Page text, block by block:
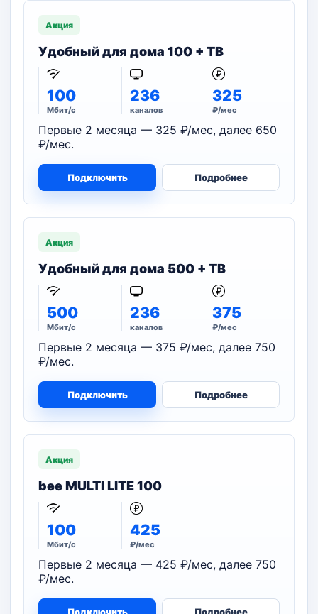
Акция
Удобный для дома 100 + ТВ
100
Мбит/с
236
каналов
325
₽/мес
Первые 2 месяца — 325 ₽/мес, далее 650
₽/мес.
Подключить Подробнее
Акция
Удобный для дома 500 + ТВ
500
Мбит/с
236
каналов
375
₽/мес
Первые 2 месяца — 375 ₽/мес, далее 750
₽/мес.
Подключить Подробнее
Акция
bee MULTI LITE 100
100
Мбит/с
425
₽/мес
Первые 2 месяца — 425 ₽/мес, далее 750
₽/мес.